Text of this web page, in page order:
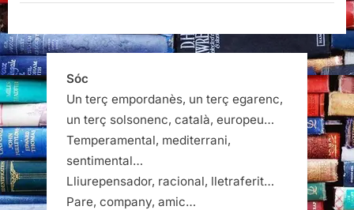
Sóc
Un terç empordanès, un terç egarenc,
un terç solsonenc, català, europeu…
Temperamental, mediterrani,
sentimental…
Lliurepensador, racional, lletraferit…
Pare, company, amic…